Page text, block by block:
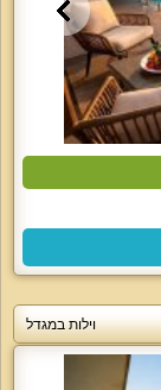
וילות במגדל